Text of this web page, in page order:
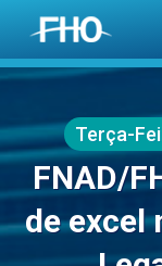
Terça-
FNAD/
de excel